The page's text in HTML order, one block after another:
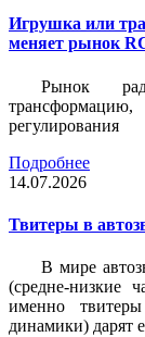
Игрушка или
меняет рынок
Рынок
регулирования
Подробнее
14.07.2026
Твитеры в
В мире
(средне-низкие
именно
динамики) дарят